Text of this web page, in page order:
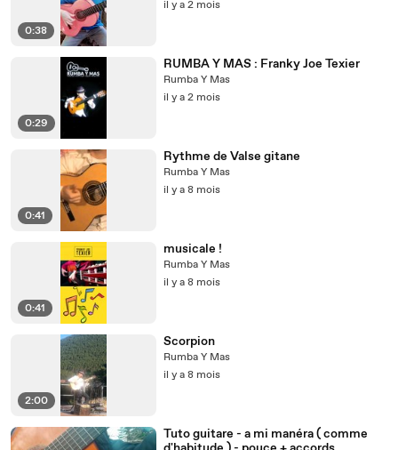
0:38
il y a 2 mois
0:29
RUMBA Y MAS : Franky Joe Texier
Rumba Y Mas
il y a 2 mois
0:41
Rythme de Valse gitane
Rumba Y Mas
il y a 8 mois
0:41
musicale !
Rumba Y Mas
il y a 8 mois
2:00
Scorpion
Rumba Y Mas
il y a 8 mois
Tuto guitare - a mi manéra ( comme